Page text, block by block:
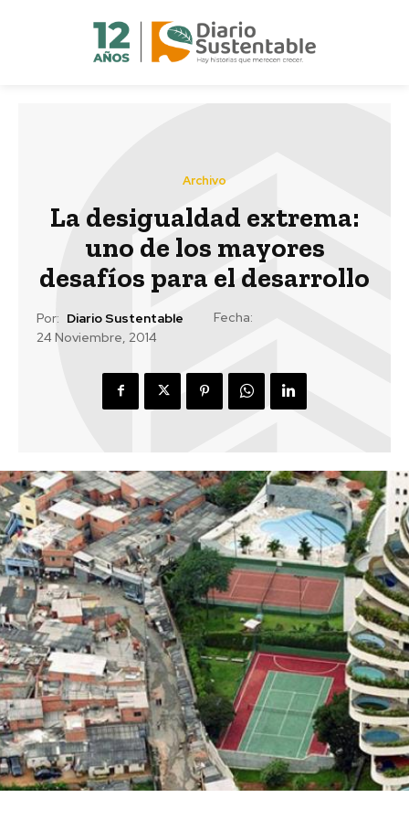
Archivo
La desigualdad extrema:
uno de los mayores
desafíos para el desarrollo
Por: Diario Sustentable
Fecha:
24 Noviembre, 2014